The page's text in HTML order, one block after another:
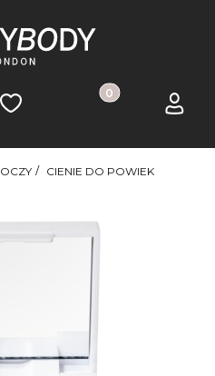
Ulubione Produkty w
Koszyk Zaloguj
OCZY CIENIE DO POWIEK